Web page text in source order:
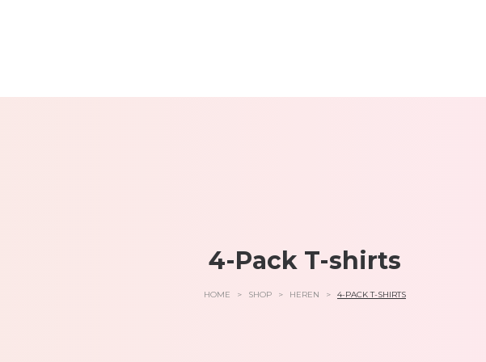
4-Pack T-shirts
HOME > SHOP > HEREN > 4-PACK T-SHIRTS